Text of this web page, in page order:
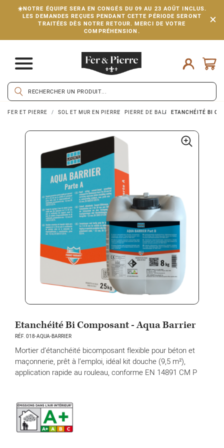
☀️NOTRE ÉQUIPE SERA EN CONGÉS DU 09 AU 23 AOÛT INCLUS.
LES DEMANDES REÇUES PENDANT CETTE PÉRIODE SERONT
TRAITÉES DÈS NOTRE RETOUR. MERCI DE VOTRE
COMPRÉHENSION.
FER ET PIERRE SOL ET MUR EN PIERRE PIERRE DE BALI ETANCHÉITÉ BI
Etanchéité Bi Composant - Aqua Barrier
RÉF. 018-AQUA-BARRIER
Mortier d’étanchéité bicomposant flexible pour béton et
maçonnerie, prêt à l’emploi, idéal kit douche (9,5 m²),
application rapide au rouleau, conforme EN 14891 CM P